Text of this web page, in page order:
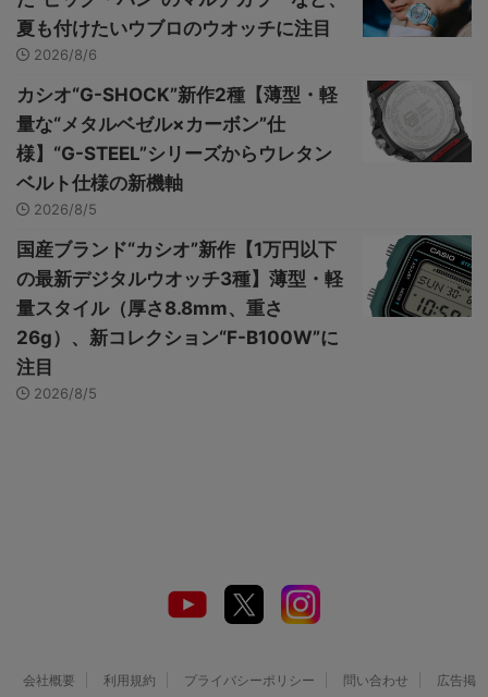
夏も付けたいウブロのウオッチに注目
2026/8/6
カシオ“G-SHOCK”新作2種【薄型・軽
量な“メタルベゼル×カーボン”仕
様】“G-STEEL”シリーズからウレタン
ベルト仕様の新機軸
2026/8/5
国産ブランド“カシオ”新作【1万円以下
の最新デジタルウオッチ3種】薄型・軽
量スタイル（厚さ8.8mm、重さ
26g）、新コレクション“F-B100W”に
注目
2026/8/5
会社概要 利用規約 プライバシーポリシー 問い合わせ
広告掲